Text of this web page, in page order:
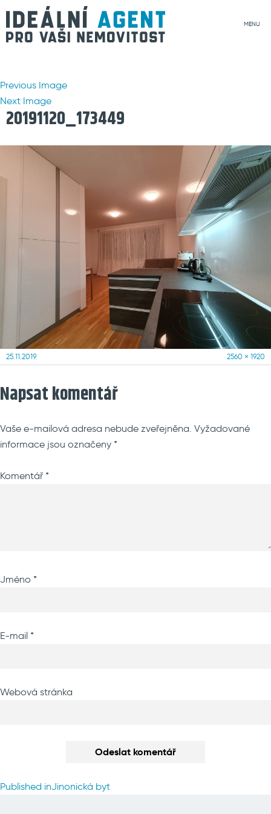
MENU
Previous Image
Next Image
20191120_173449
Posted
25.11.2019
Full
2560 × 1920
Napsat komentář
Vaše e-mailová adresa nebude zveřejněna. Vyžadované
informace jsou označeny *
Komentář *
Jméno *
E-mail *
Webová stránka
Navigace
Published inJinonická byt